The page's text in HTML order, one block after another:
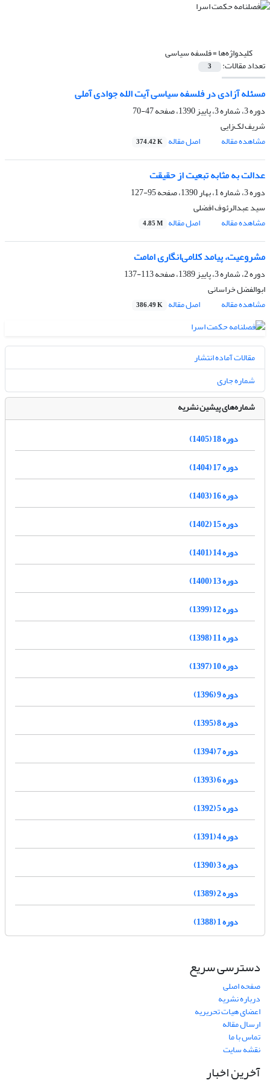
کلیدواژه‌ها =فلسفه سیاسی
تعداد مقالات: 3
مسئله آزادی در فلسفه سیاسی آیت الله جوادی آملی
دوره 3، شماره 3، پاییز 1390، صفحه
47-70
شریف لک‌زایی
مشاهده مقاله
اصل مقاله 374.42 K
عدالت به مثابه تبعیت از حقیقت
دوره 3، شماره 1، بهار 1390، صفحه
95-127
سید عبدالرئوف افضلی
مشاهده مقاله
اصل مقاله 4.85 M
مشروعیت، پیامد کلامی‌انگاری امامت
دوره 2، شماره 3، پاییز 1389، صفحه
113-137
ابوالفضل خراسانی
مشاهده مقاله
اصل مقاله 386.49 K
مقالات آماده انتشار
شماره جاری
شماره‌های پیشین نشریه
دوره 18 (1405)
دوره 17 (1404)
دوره 16 (1403)
دوره 15 (1402)
دوره 14 (1401)
دوره 13 (1400)
دوره 12 (1399)
دوره 11 (1398)
دوره 10 (1397)
دوره 9 (1396)
دوره 8 (1395)
دوره 7 (1394)
دوره 6 (1393)
دوره 5 (1392)
دوره 4 (1391)
دوره 3 (1390)
دوره 2 (1389)
دوره 1 (1388)
دسترسی سریع
صفحه اصلی
درباره نشریه
اعضای هیات تحریریه
ارسال مقاله
تماس با ما
نقشه سایت
آخرین اخبار